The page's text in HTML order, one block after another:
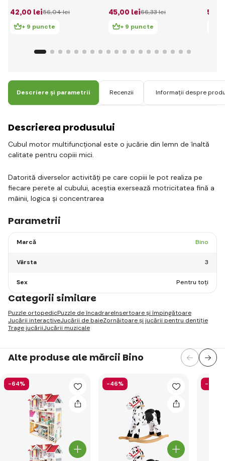
42,00 lei56,04 lei
+ 9 puncte
45,00 lei66,33 lei
+ 9 puncte
54
Descriere și parametrii Recenzii Informații despre
Descrierea produsului
Cubul motor multifuncțional este o jucărie din lemn de înaltă
calitate pentru copiii mici.
Datorită diverselor activități pe care copiii le pot realiza pe
fiecare perete al cubului, aceștia exersează motricitatea fină a
mâinii, logica și concentrarea
Parametrii
Marcă Bino
Vârsta 3
Sex Pentru toți
Categorii similare
Puzzle ortopedicPuzzle de încadrareInsertoare și împingătoare
Jucării interactiveJucării de baieZornăitoare și jucării pentru dentiție
Trage jucăriiJucării muzicale
Alte produse ale mărcii Bino
-64% -46% -46%